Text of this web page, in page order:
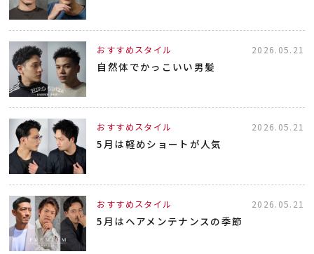
おすすめスタイル 2026.05.21
自然体でかっこいい男髪
おすすめスタイル 2026.05.21
5月は軽めショートが人気
おすすめスタイル 2026.05.21
5月はヘアメンテナンスの季節